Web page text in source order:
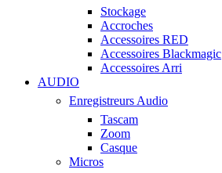
Stockage
Accroches
Accessoires RED
Accessoires Blackmagic
Accessoires Arri
AUDIO
Enregistreurs Audio
Tascam
Zoom
Casque
Micros